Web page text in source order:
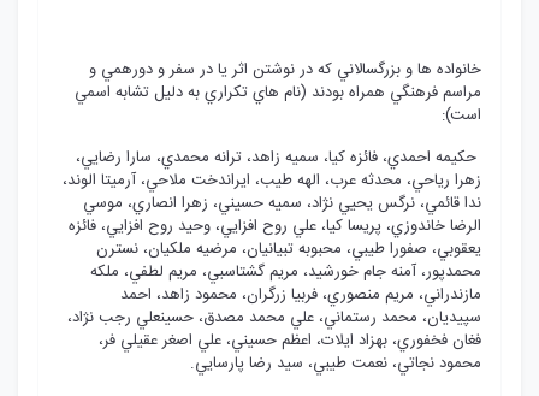
خانواده ها و بزرگسالاني که در نوشتن اثر يا در سفر و دورهمي و
مراسم فرهنگي همراه بودند (نام هاي تکراري به دليل تشابه اسمي
است):
حکيمه احمدي، فائزه کيا، سميه زاهد، ترانه محمدي، سارا رضايي،
زهرا رياحي، محدثه عرب، الهه طيب، ايراندخت ملاحي، آرميتا الوند،
ندا قائمي، نرگس يحيي نژاد، سميه حسيني، زهرا انصاري، موسي
الرضا خاندوزي، پريسا کيا، علي روح افزايي، وحيد روح افزايي، فائزه
يعقوبي، صفورا طيبي، محبوبه تبيانيان، مرضيه ملکيان، نسترن
محمدپور، آمنه جام خورشيد، مريم گشتاسبي، مريم لطفي، ملکه
مازندراني، مريم منصوري، فربيا زرگران، محمود زاهد، احمد
سپيديان، محمد رستماني، علي محمد مصدق، حسينعلي رجب نژاد،
فغان فخفوري، بهزاد ايلات، اعظم حسيني، علي اصغر عقيلي فر،
محمود نجاتي، نعمت طيبي، سيد رضا پارسايي.